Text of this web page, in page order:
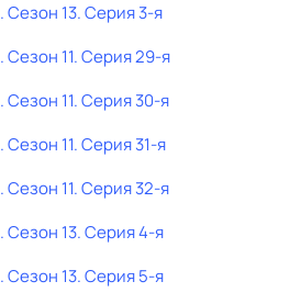
. Сезон 13. Серия 3-я
. Сезон 11. Серия 29-я
. Сезон 11. Серия 30-я
. Сезон 11. Серия 31-я
. Сезон 11. Серия 32-я
. Сезон 13. Серия 4-я
. Сезон 13. Серия 5-я